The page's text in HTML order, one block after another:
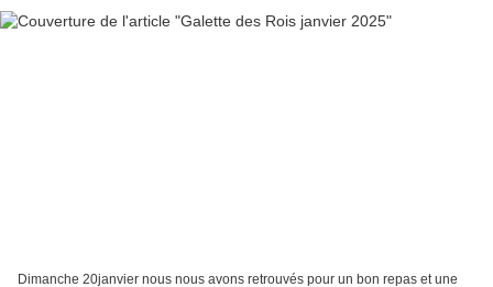
Dimanche 20janvier nous nous avons retrouvés pour un bon repas et une